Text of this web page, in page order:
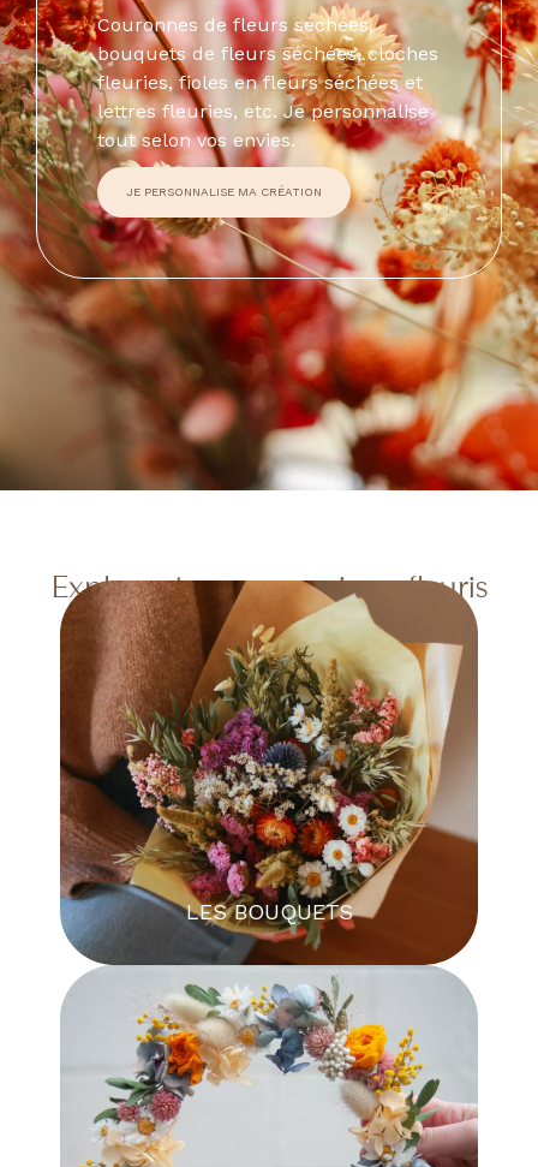
Couronnes de fleurs séchées,
bouquets de fleurs séchées, cloches
fleuries, fioles en fleurs séchées et
lettres fleuries, etc. Je personnalise
tout selon vos envies.
JE PERSONNALISE MA CRÉATION
Explorez tous mes univers fleuris
LES BOUQUETS